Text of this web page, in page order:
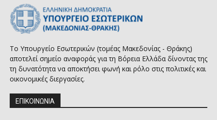
Το Υπουργείο Εσωτερικών (τομέας Μακεδονίας - Θράκης)
αποτελεί σημείο αναφοράς για τη Βόρεια Ελλάδα δίνοντας της
τη δυνατότητα να αποκτήσει φωνή και ρόλο στις πολιτικές και
οικονομικές διεργασίες.
ΕΠΙΚΟΙΝΩΝΙΑ